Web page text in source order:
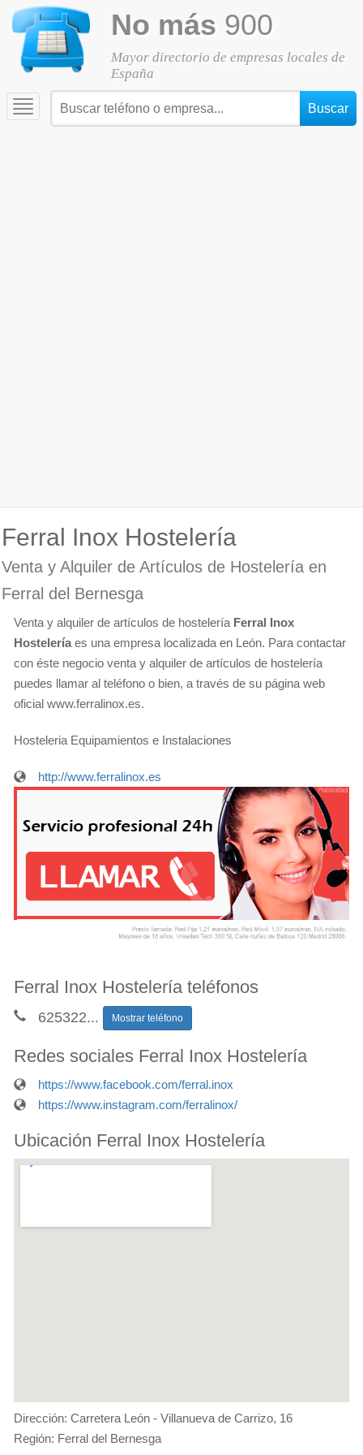
No más 900
Mayor directorio de empresas locales de
España
Toggle
navigation
Ferral Inox Hostelería
Venta y Alquiler de Artículos de Hostelería en
Ferral del Bernesga
Venta y alquiler de artículos de hostelería Ferral Inox
Hostelería es una empresa localizada en León. Para contactar
con éste negocio venta y alquiler de artículos de hostelería
puedes llamar al teléfono o bien, a través de su página web
oficial www.ferralinox.es.
Hosteleria Equipamientos e Instalaciones
http://www.ferralinox.es
Ferral Inox Hostelería teléfonos
625322... Mostrar teléfono
Redes sociales Ferral Inox Hostelería
https://www.facebook.com/ferral.inox
https://www.instagram.com/ferralinox/
Ubicación Ferral Inox Hostelería
Dirección: Carretera León - Villanueva de Carrizo, 16
Región: Ferral del Bernesga